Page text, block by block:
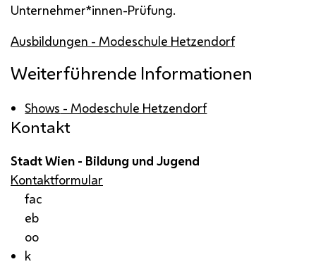
Unternehmer*innen-Prüfung.
Ausbildungen - Modeschule Hetzendorf
Weiterführende Informationen
Shows - Modeschule Hetzendorf
Kontakt
Stadt Wien - Bildung und Jugend
Kontaktformular
fac
eb
oo
k